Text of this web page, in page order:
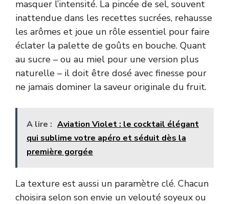
masquer l’intensité. La pincée de sel, souvent
inattendue dans les recettes sucrées, rehausse
les arômes et joue un rôle essentiel pour faire
éclater la palette de goûts en bouche. Quant
au sucre – ou au miel pour une version plus
naturelle – il doit être dosé avec finesse pour
ne jamais dominer la saveur originale du fruit.
A lire : Aviation Violet : le cocktail élégant
qui sublime votre apéro et séduit dès la
première gorgée
La texture est aussi un paramètre clé. Chacun
choisira selon son envie un velouté soyeux ou